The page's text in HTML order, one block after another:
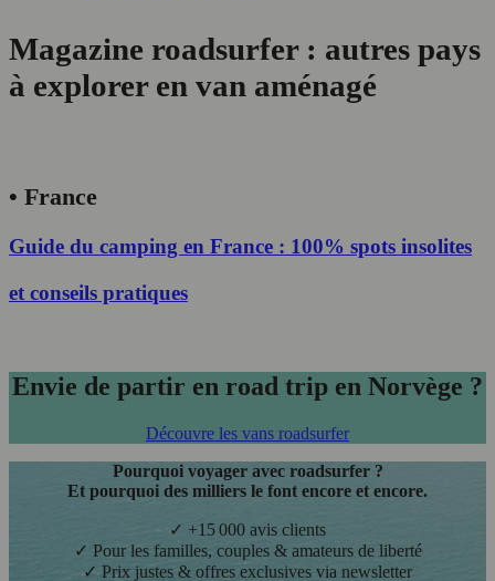
Magazine roadsurfer : autres pays
à explorer en van aménagé
• France
Guide du camping en France : 100% spots insolites
et conseils pratiques
Envie de partir en road trip en Norvège ?
Découvre les vans roadsurfer
Pourquoi voyager avec roadsurfer ?
Et pourquoi des milliers le font encore et encore.
✓ +15 000 avis clients
✓ Pour les familles, couples & amateurs de liberté
✓ Prix justes & offres exclusives via newsletter